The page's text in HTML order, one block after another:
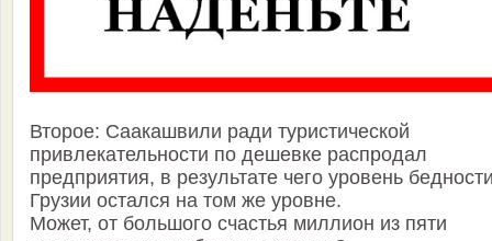
Второе: Саакашвили ради туристической
привлекательности по дешевке распродал
предприятия, в результате чего уровень
Грузии остался на том же уровне.
Может, от большого счастья миллион из пяти